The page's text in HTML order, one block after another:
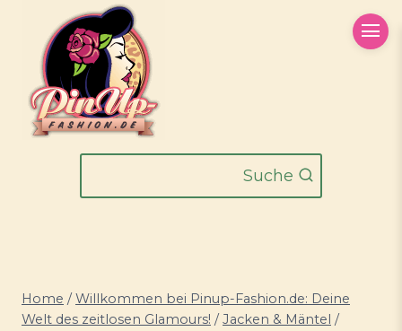
springen
Suche
Home / Willkommen bei Pinup-Fashion.de: Deine
Welt des zeitlosen Glamours! / Jacken & Mäntel /